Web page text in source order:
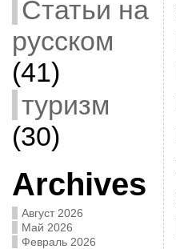
Статьи на
русском
(41)
туризм
(30)
Archives
Август 2026
Май 2026
Февраль 2026